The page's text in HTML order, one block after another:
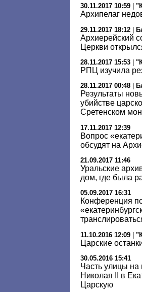
30.11.2017 10:59
Архипелаг
29.11.2017 18:12
Архиерейский
Церкви
28.11.2017 15:53
РПЦ изучила
28.11.2017 00:48
Результаты
убийстве
Сретенском
17.11.2017 12:39
Вопрос
обсудят на
21.09.2017 11:46
Уральские
дом, где была
05.09.2017 16:31
Конференция
11.10.2016 12:09
Царские
30.05.2016 15:41
Часть улицы на
Николая II в
Царскую